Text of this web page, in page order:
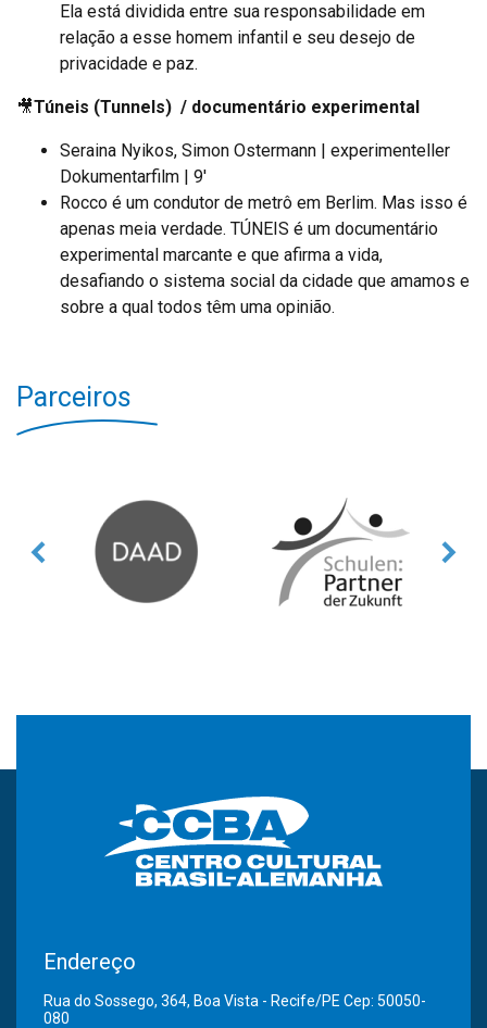
Ela está dividida entre sua responsabilidade em
relação a esse homem infantil e seu desejo de
privacidade e paz.
🎥Túneis (Tunnels) / documentário experimental
Seraina Nyikos, Simon Ostermann | experimenteller
Dokumentarfilm | 9′
Rocco é um condutor de metrô em Berlim. Mas isso é
apenas meia verdade. TÚNEIS é um documentário
experimental marcante e que afirma a vida,
desafiando o sistema social da cidade que amamos e
sobre a qual todos têm uma opinião.
Parceiros
Endereço
Rua do Sossego, 364, Boa Vista - Recife/PE Cep: 50050-
080